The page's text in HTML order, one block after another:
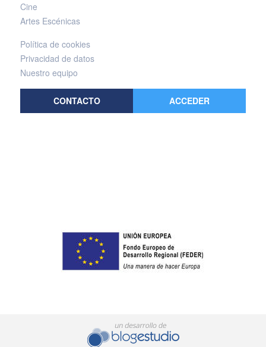
Cine
Artes Escénicas
Política de cookies
Privacidad de datos
Nuestro equipo
CONTACTO ACCEDER